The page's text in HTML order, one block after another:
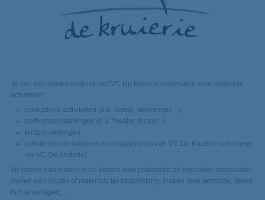
Je kan een samenwerking met VC De Kruierie aanvragen voor volgende
activiteiten:
educatieve activiteiten (o.a. lezing, workshops,...)
podiumvoorstellingen (o.a. theater, toneel,..)
tentoonstellingen
activiteiten die kaderen in het jaarthema van VC De Kruierie (informeer
via VC De Kruierie)
Zij komen dan tussen in de kosten voor praktische en logistieke organisatie,
stellen een locatie of materiaal ter beschikking, maken mee promotie, delen
hun ervaringen,…